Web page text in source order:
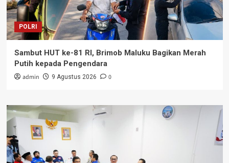
POLRI
Sambut HUT ke-81 RI, Brimob Maluku Bagikan Merah
Putih kepada Pengendara
admin 9 Agustus 2026 0